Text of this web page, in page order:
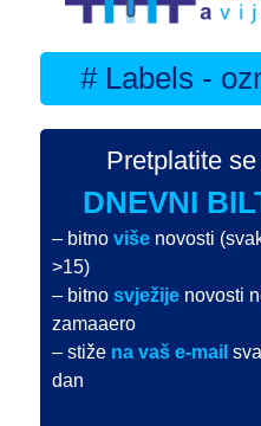
# Labels -
Pretplatite
DNEVNI
– bitnoviše novosti
>15)
– bitnosvježije novosti
zamaaero
– stiže na vaš e-mail
dan